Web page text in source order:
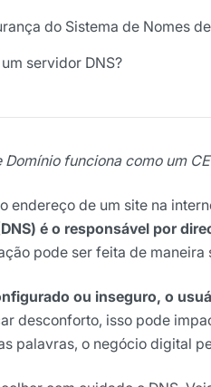
do Sistema de Nomes
servidor DNS?
Domínio funciona como um
endereço de um site na
é o responsável por
pode ser feita de
ou inseguro, o
desconforto, isso pode
palavras, o negócio digital